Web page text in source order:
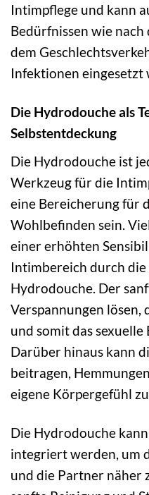
Intimpflege und kann
Bedürfnissen wie
dem
Infektionen eingesetzt
Die Hydrodouche als
Selbstentdeckung
Die Hydrodouche ist
Werkzeug für die
eine Bereicherung für
Wohlbefinden sein.
einer erhöhten
Intimbereich durch
Hydrodouche. Der
Verspannungen
und somit das
Darüber hinaus kann
beitragen,
eigene Körpergefühl
Die Hydrodouche
integriert werden, um
und die Partner näher